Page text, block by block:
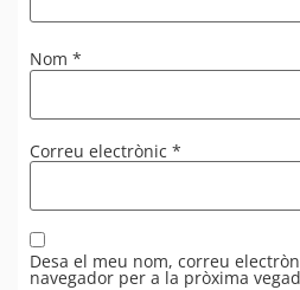
Nom *
Correu electrònic *
Desa el meu nom, correu
navegador per a la pròxima